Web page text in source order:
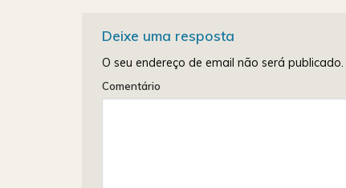
Deixe uma resposta
O seu endereço de email não será publicado.
Comentário